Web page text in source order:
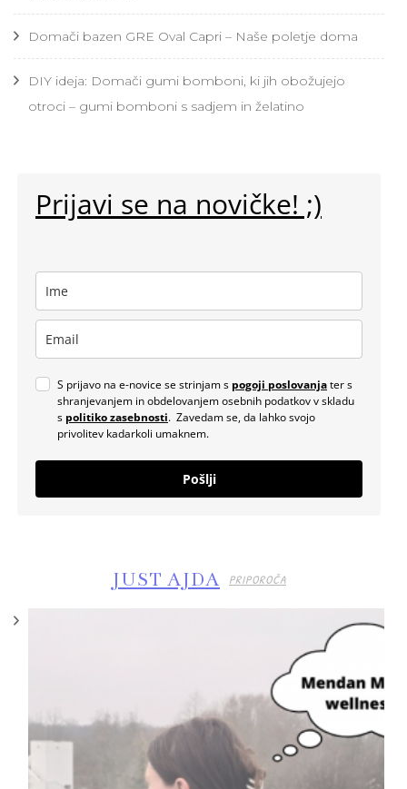
Domači bazen GRE Oval Capri – Naše poletje doma
DIY ideja: Domači gumi bomboni, ki jih obožujejo
otroci – gumi bomboni s sadjem in želatino
Prijavi se na novičke! ;)
S prijavo na e-novice se strinjam s pogoji poslovanjater s
shranjevanjem in obdelovanjem osebnih podatkov v skladu
s politiko zasebnosti. Zavedam se, da lahko svojo
privolitev kadarkoli umaknem.
Pošlji
JUST AJDA PRIPOROČA